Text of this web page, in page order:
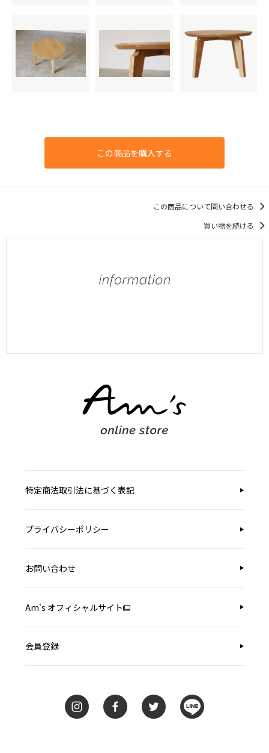
この商品を購入する
この商品について問い合わせる
買い物を続ける
特定商法取引法に基づく表記
プライバシーポリシー
お問い合わせ
Am's オフィシャルサイト
会員登録